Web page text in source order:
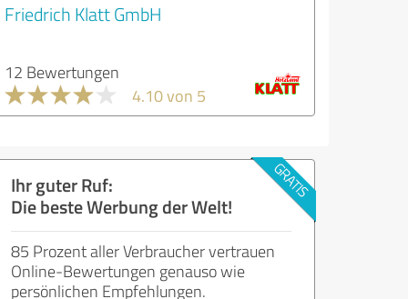
Friedrich Klatt GmbH
12 Bewertungen
4.10 von 5
Ihr guter Ruf:
Die beste Werbung der Welt!
85 Prozent aller Verbraucher vertrauen
Online-Bewertungen genauso wie
persönlichen Empfehlungen.